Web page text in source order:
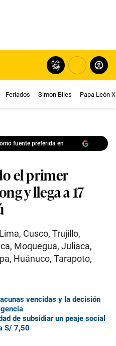
Feriados Simon Biles Papa León
fuente preferida en
el primer
y llega a 17
Cusco, Trujillo,
Moquegua, Juliaca,
Huánuco, Tarapoto,
vencidas y la decisión
de subsidiar un peaje social
S/ 7,50